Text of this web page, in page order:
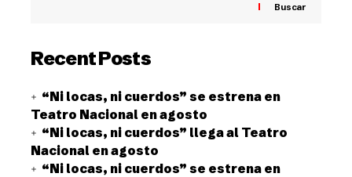
Buscar
Recent Posts
“Ni locas, ni cuerdos” se estrena en
Teatro Nacional en agosto
“Ni locas, ni cuerdos” llega al Teatro
Nacional en agosto
“Ni locas, ni cuerdos” se estrena en